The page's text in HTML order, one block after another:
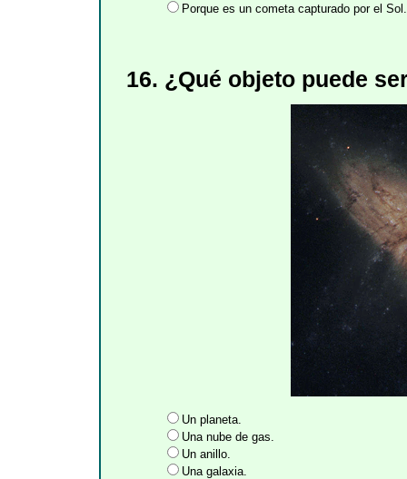
Porque es un cometa capturado por el Sol.
16. ¿Qué objeto puede
Un planeta.
Una nube de gas.
Un anillo.
Una galaxia.